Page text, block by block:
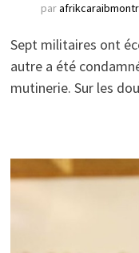
par
Sept militaires ont
autre a été
mutinerie. Sur les